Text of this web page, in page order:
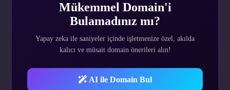
Mükemmel Domain'i
Bulamadınız mı?
Yapay zeka ile saniyeler içinde işletmenize özel, akılda
kalıcı ve müsait domain önerileri alın!
AI ile Domain Bul
SATIN AL
Demo Site